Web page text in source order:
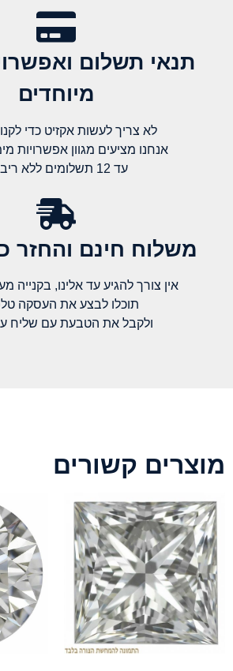
תנאי תשלום
מיוחדים
לא צריך לעשות אקזיט כדי
אנחנו מציעים מגוון אפשרויות
עד 12 תשלומים ללא ריבית.
משלוח חינם והחזר
אין צורך להגיע עד אלינו, בקנייה מעל 3000
תוכלו לבצע את העסקה
ולקבל את הטבעת עם שליח
מוצרים קשורים